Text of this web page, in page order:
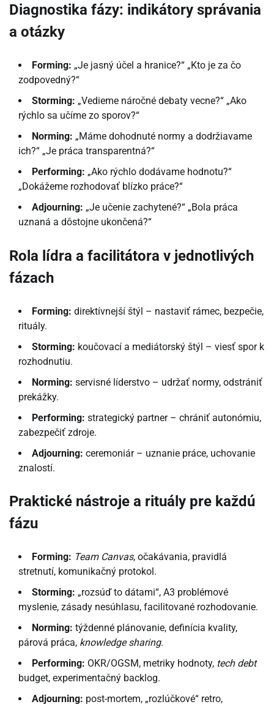
Diagnostika fázy: indikátory správania
a otázky
Forming: „Je jasný účel a hranice?“ „Kto je za čo
zodpovedný?“
Storming: „Vedieme náročné debaty vecne?“ „Ako
rýchlo sa učíme zo sporov?“
Norming: „Máme dohodnuté normy a dodržiavame
ich?“ „Je práca transparentná?“
Performing: „Ako rýchlo dodávame hodnotu?“
„Dokážeme rozhodovať blízko práce?“
Adjourning: „Je učenie zachytené?“ „Bola práca
uznaná a dôstojne ukončená?“
Rola lídra a facilitátora v jednotlivých
fázach
Forming: direktívnejší štýl – nastaviť rámec, bezpečie,
rituály.
Storming: koučovací a mediátorský štýl – viesť spor k
rozhodnutiu.
Norming: servisné líderstvo – udržať normy, odstrániť
prekážky.
Performing: strategický partner – chrániť autonómiu,
zabezpečiť zdroje.
Adjourning: ceremoniár – uznanie práce, uchovanie
znalostí.
Praktické nástroje a rituály pre každú
fázu
Forming: Team Canvas, očakávania, pravidlá
stretnutí, komunikačný protokol.
Storming: „rozsúď to dátami“, A3 problémové
myslenie, zásady nesúhlasu, facilitované rozhodovanie.
Norming: týždenné plánovanie, definícia kvality,
párová práca, knowledge sharing.
Performing: OKR/OGSM, metriky hodnoty, tech debt
budget, experimentačný backlog.
Adjourning: post-mortem, „rozlúčkové“ retro,